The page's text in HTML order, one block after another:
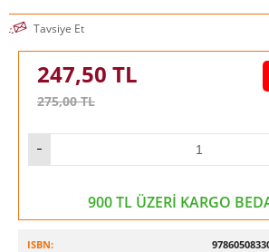
Tavsiye Et
247,50 TL
275,00TL
900 TL ÜZERİ KARGO
ISBN: